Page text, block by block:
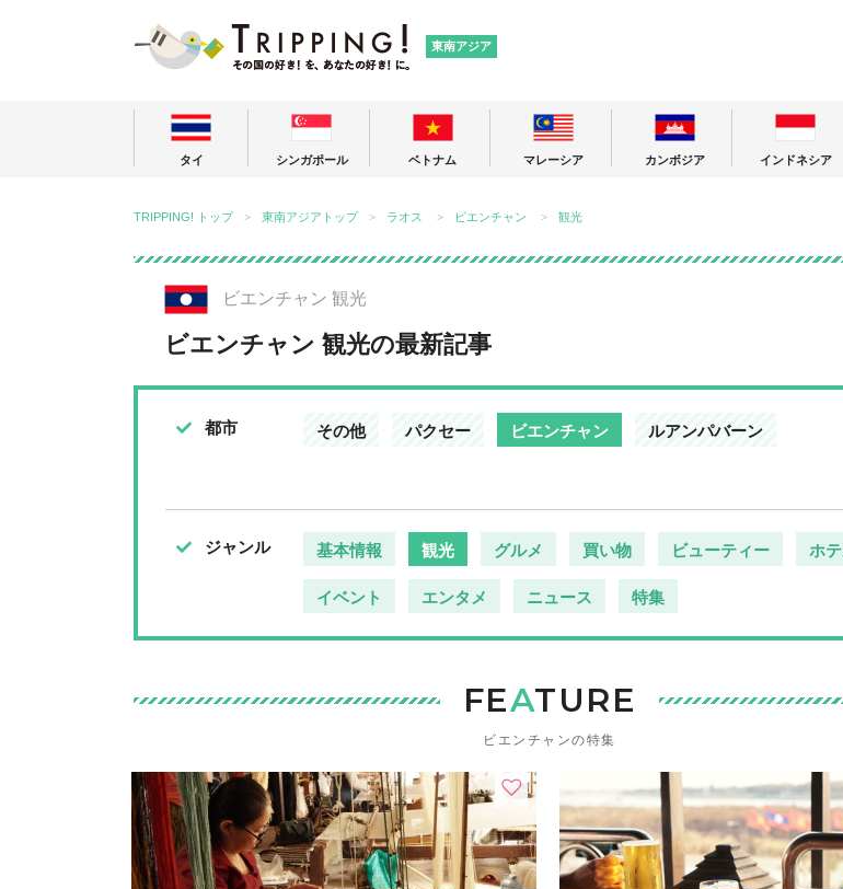
東南アジア
タイ シンガポール ベトナム マレーシア カンボジア インドネシア
TRIPPING! トップ 東南アジアトップ ラオス ビエンチャン 観光
ビエンチャン 観光
ビエンチャン 観光の最新記事
都市 その他 パクセー ビエンチャン ルアンパバーン
ジャンル 基本情報 観光 グルメ 買い物 ビューティー ホ
イベント エンタメ ニュース 特集
FEATURE
ビエンチャンの特集